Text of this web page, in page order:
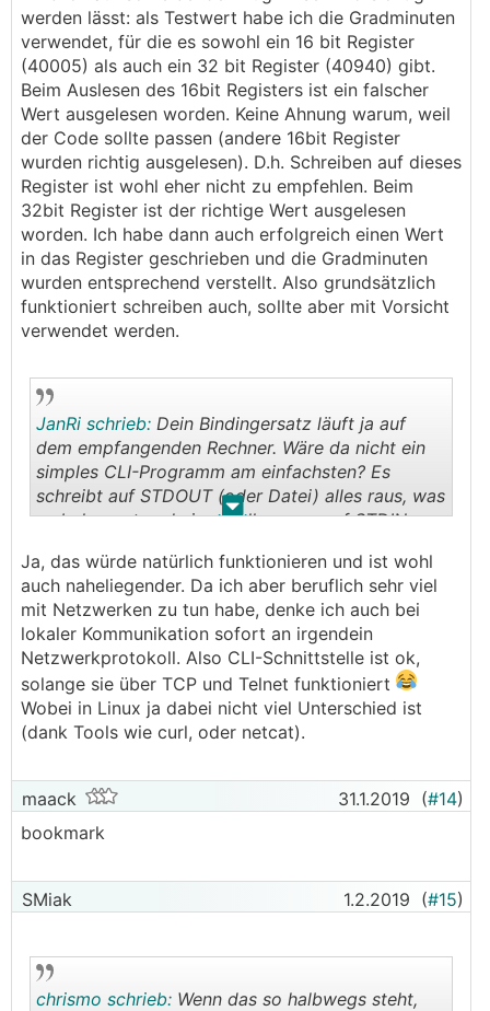
werden lässt: als Testwert habe ich die Gradminuten
verwendet, für die es sowohl ein 16 bit Register
(40005) als auch ein 32 bit Register (40940) gibt.
Beim Auslesen des 16bit Registers ist ein falscher
Wert ausgelesen worden. Keine Ahnung warum, weil
der Code sollte passen (andere 16bit Register
wurden richtig ausgelesen). D.h. Schreiben auf dieses
Register ist wohl eher nicht zu empfehlen. Beim
32bit Register ist der richtige Wert ausgelesen
worden. Ich habe dann auch erfolgreich einen Wert
in das Register geschrieben und die Gradminuten
wurden entsprechend verstellt. Also grundsätzlich
funktioniert schreiben auch, sollte aber mit Vorsicht
verwendet werden.
. .
JanRi schrieb: Dein Bindingersatz läuft ja auf
dem empfangenden Rechner. Wäre da nicht ein
simples CLI-Programm am einfachsten? Es
schreibt auf STDOUT (oder Datei) alles raus, was
es bekommt und nimmt alles, was auf STDIN
Ja, das würde natürlich funktionieren und ist wohl
auch naheliegender. Da ich aber beruflich sehr viel
mit Netzwerken zu tun habe, denke ich auch bei
lokaler Kommunikation sofort an irgendein
Netzwerkprotokoll. Also CLI-Schnittstelle ist ok,
solange sie über TCP und Telnet funktioniert
Wobei in Linux ja dabei nicht viel Unterschied ist
(dank Tools wie curl, oder netcat).
maack 31.1.2019 (#14)
bookmark
SMiak 1.2.2019 (#15)
chrismo schrieb: Wenn das so halbwegs steht,